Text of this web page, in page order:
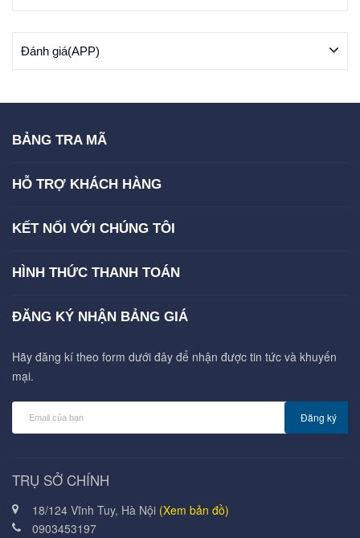
Đánh giá(APP)
BẢNG TRA MÃ
HỖ TRỢ KHÁCH HÀNG
KẾT NỐI VỚI CHÚNG TÔI
HÌNH THỨC THANH TOÁN
ĐĂNG KÝ NHẬN BẢNG GIÁ
Hãy đăng kí theo form dưới đây để nhận được tin tức và khuyến
mại.
Đăng ký
TRỤ SỞ CHÍNH
18/124 Vĩnh Tuy, Hà Nội (Xem bản đồ)
0903453197